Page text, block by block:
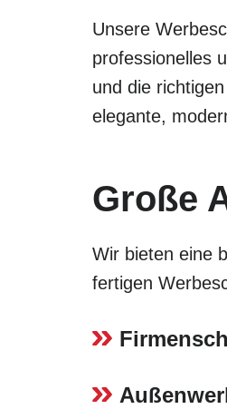
Unsere
professionelles
und die
elegante,
Große
Wir bieten eine
fertigen